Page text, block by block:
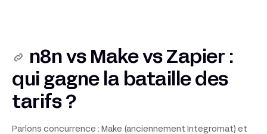
n8n vs Make vs Zapier :
qui gagne la bataille des
tarifs ?
Parlons concurrence : Make (anciennement Integromat) et